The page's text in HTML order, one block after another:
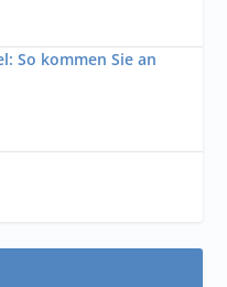
So kommen Sie an